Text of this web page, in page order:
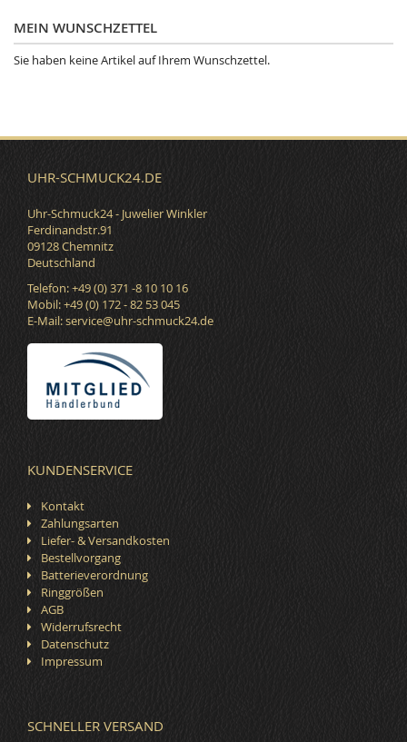
MEIN WUNSCHZETTEL
Sie haben keine Artikel auf Ihrem Wunschzettel.
UHR-SCHMUCK24.DE
Uhr-Schmuck24 - Juwelier Winkler
Ferdinandstr.91
09128 Chemnitz
Deutschland
Telefon: +49 (0) 371 -8 10 10 16
Mobil: +49 (0) 172 - 82 53 045
E-Mail:service@uhr-schmuck24.de
KUNDENSERVICE
Kontakt
Zahlungsarten
Liefer- & Versandkosten
Bestellvorgang
Batterieverordnung
Ringgrößen
AGB
Widerrufsrecht
Datenschutz
Impressum
SCHNELLER VERSAND